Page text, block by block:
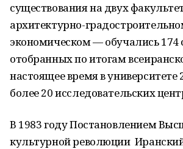
существования на двух
архитектурно-
экономическом — обучались 174
отобранных по итогам
настоящее время в университете
более20исследовательских
В 1983 году Постановлением
культурной революции